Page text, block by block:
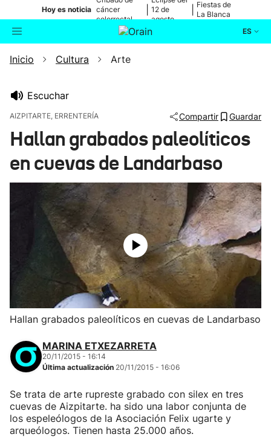
Hoy es noticia cáncer
colorrectal
12 de
agosto
Fiestas de
La Blanca
ES
Buscador Actualidad
Ikusmiran
Eguraldia
Inicio Cultura Arte
Escuchar
AIZPITARTE, ERRENTERÍA Compartir Guardar
Hallan grabados paleolíticos
en cuevas de Landarbaso
Hallan grabados paleolíticos en cuevas de Landarbaso
MARINA ETXEZARRETA
20/11/2015 - 16:14
Última actualización 20/11/2015 - 16:06
Se trata de arte rupreste grabado con silex en tres
cuevas de Aizpitarte. ha sido una labor conjunta de
los espeleólogos de la Asociación Felix ugarte y
arqueólogos. Tienen hasta 25.000 años.